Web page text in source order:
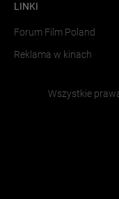
LINKI
Forum Film Poland
Reklama w kinach
Wszystkie